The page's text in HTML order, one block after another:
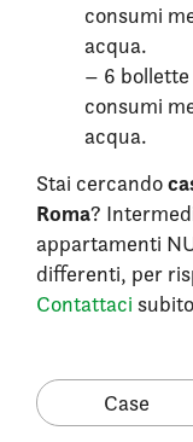
consumi
acqua.
– 6 bollette
consumi
acqua.
Stai cercando
Roma?
appartamenti
differenti, per
Contattaci
Case